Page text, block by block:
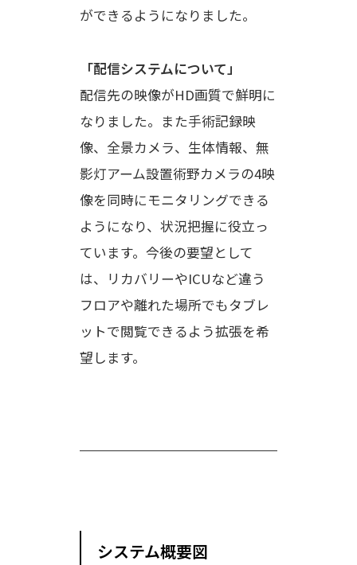
ができるようになりました。
「配信システムについて」
配信先の映像がHD画質で鮮明に
なりました。また手術記録映
像、全景カメラ、生体情報、無
影灯アーム設置術野カメラの4映
像を同時にモニタリングできる
ようになり、状況把握に役立っ
ています。今後の要望として
は、リカバリーやICUなど違う
フロアや離れた場所でもタブレ
ットで閲覧できるよう拡張を希
望します。
システム概要図